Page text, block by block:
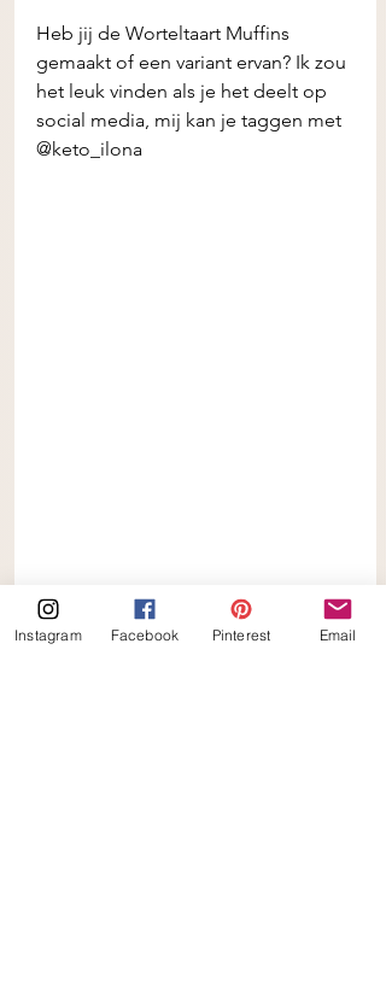
Heb jij de Worteltaart Muffins
gemaakt of een variant ervan? Ik zou
het leuk vinden als je het deelt op
social media, mij kan je taggen met
@keto_ilona
Instagram Facebook Pinterest Email